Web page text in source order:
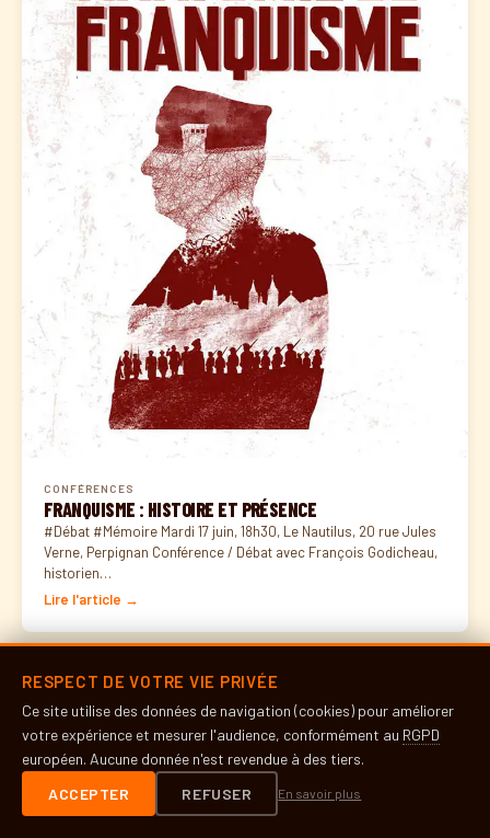
CONFÉRENCES
FRANQUISME : HISTOIRE ET PRÉSENCE
#Débat #Mémoire Mardi 17 juin, 18h30, Le Nautilus, 20 rue Jules
Verne, Perpignan Conférence / Débat avec François Godicheau,
historien…
Lire l'article →
RESPECT DE VOTRE VIE PRIVÉE
Ce site utilise des données de navigation (cookies) pour améliorer
votre expérience et mesurer l'audience, conformément au RGPD
européen. Aucune donnée n'est revendue à des tiers.
ACCEPTER
REFUSER En savoir plus